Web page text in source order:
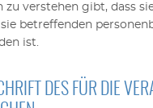
zu verstehen gibt, dass
betreffenden
ist.
DES FÜR DIE